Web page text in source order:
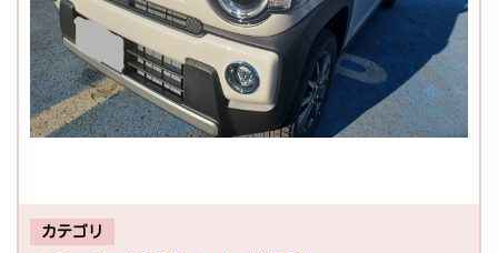
カテゴリ